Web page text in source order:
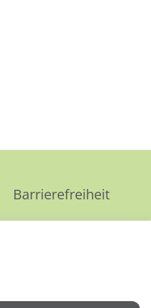
Barrierefreiheit